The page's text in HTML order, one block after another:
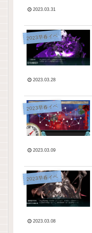
2023.03.31
2023早春イベ
2023.03.28
2023早春イベ
2023.03.09
2023早春イベ
2023.03.08